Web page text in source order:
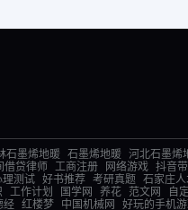
石墨烯地暖 石墨烯地暖 河北石墨烯
借贷律师 工商注册 网络游戏 抖音
理测试 好书推荐 考研真题 石家庄人
工作计划 国学网 养花 范文网 自
经 红楼梦 中国机械网 好玩的手机